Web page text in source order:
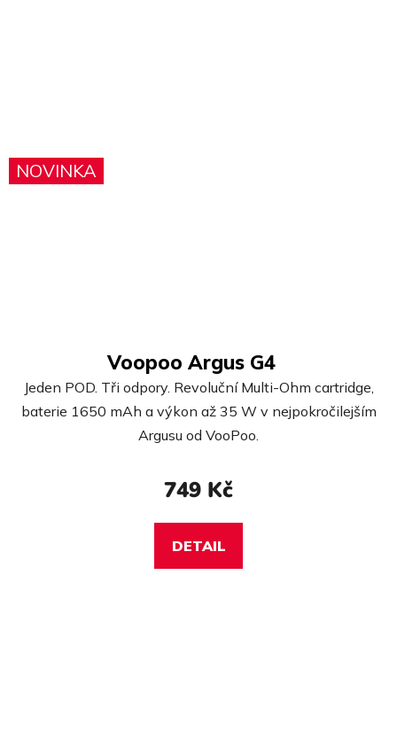
NOVINKA
Voopoo Argus G4
Jeden POD. Tři odpory. Revoluční Multi-Ohm cartridge,
baterie 1650 mAh a výkon až 35 W v nejpokročilejším
Argusu od VooPoo.
749 Kč
DETAIL